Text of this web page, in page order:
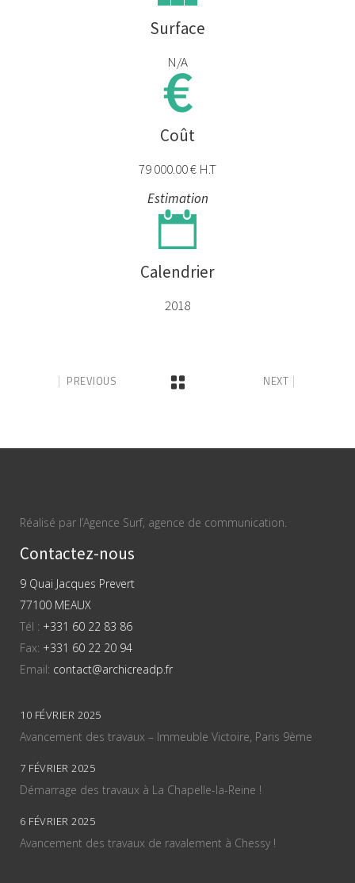
Surface
N/A
Coût
79 000.00 € H.T
Estimation
Calendrier
2018
PREVIOUS NEXT
Réalisé par l’Agence Surf, agence de communication.
Contactez-nous
9 Quai Jacques Prevert
77100 MEAUX
Tél : +331 60 22 83 86
Fax: +331 60 22 20 94
Email: contact@archicreadp.fr
10 FÉVRIER 2025
Avancement des travaux – Immeuble Victoire, Paris 9ème
7 FÉVRIER 2025
Démarrage des travaux à La Chapelle-la-Reine !
6 FÉVRIER 2025
Avancement des travaux de ravalement à Chessy !